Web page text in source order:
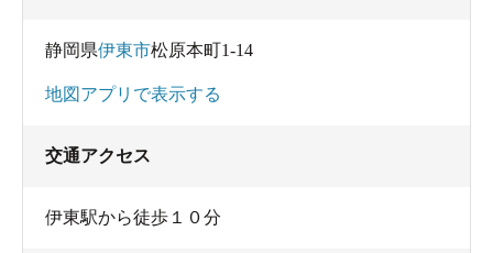
静岡県伊東市松原本町1-14
地図アプリで表示する
交通アクセス
伊東駅から徒歩１０分